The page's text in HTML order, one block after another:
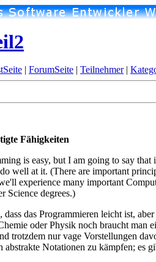
| ForumSeite | Teilnehmer|
Fähigkeiten
is easy, but I am going to say
well at it. (There are important
experience many important
Science degrees.)
das Programmieren leicht ist,
oder Physik noch braucht man
trotzdem nur vage Vorstellungen
abstrakte Notationen zu kämpfen; es